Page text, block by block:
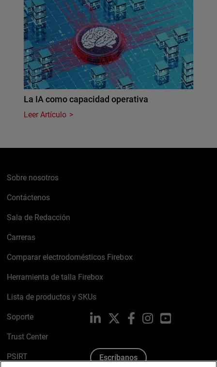
La IA como capacidad operativa
Leer Artículo
Sobre nosotros
Contáctenos
Sala de Redacción
Carreras
Comparar electrodomésticos Firebox
Herramienta de talla Firebox
Lista de productos y SKUs
Soporte
Trust Center
PSIRT
LinkedIn FacebookInstagramYouTube
Escríbanos